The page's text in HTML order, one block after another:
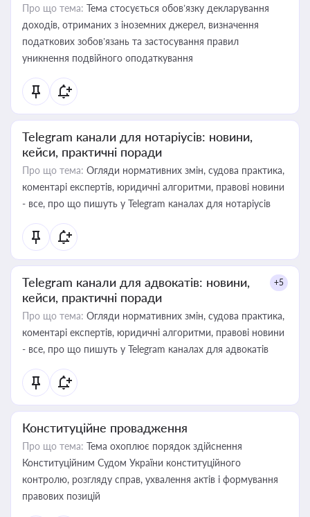
Про що тема: Тема стосується обов’язку декларування
доходів, отриманих з іноземних джерел, визначення
податкових зобов’язань та застосування правил
уникнення подвійного оподаткування
Telegram канали для нотаріусів: новини,
кейси, практичні поради
Про що тема: Огляди нормативних змін, судова практика,
коментарі експертів, юридичні алгоритми, правові новини
- все, про що пишуть у Telegram каналах для нотаріусів
Telegram канали для адвокатів: новини,
кейси, практичні поради
+5
Про що тема: Огляди нормативних змін, судова практика,
коментарі експертів, юридичні алгоритми, правові новини
- все, про що пишуть у Telegram каналах для адвокатів
Конституційне провадження
Про що тема: Тема охоплює порядок здійснення
Конституційним Судом України конституційного
контролю, розгляду справ, ухвалення актів і формування
правових позицій